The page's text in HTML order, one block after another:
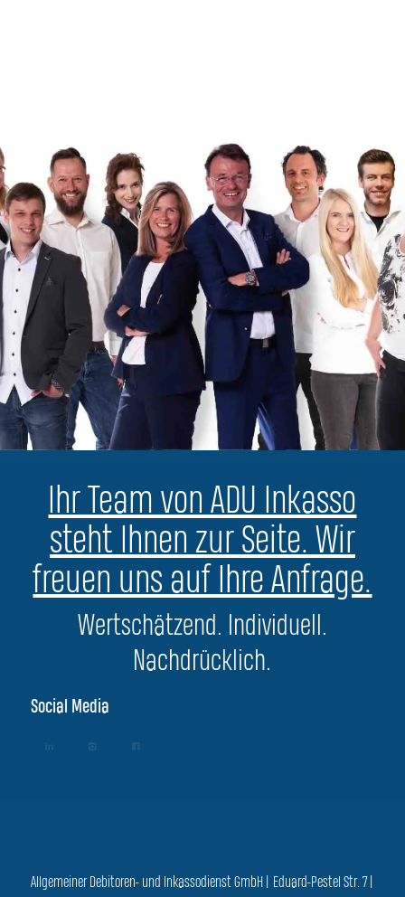
Ihr Team von ADU Inkasso
steht Ihnen zur Seite. Wir
freuen uns auf Ihre Anfrage.
Wertschätzend. Individuell.
Nachdrücklich.
Social Media
Allgemeiner Debitoren- und Inkassodienst GmbH | Eduard-Pestel Str. 7 |